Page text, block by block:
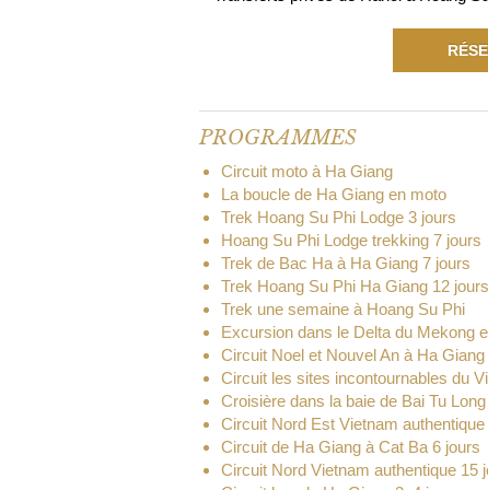
PROGRAMMES
Circuit moto à Ha Giang
La boucle de Ha Giang en moto
Trek Hoang Su Phi Lodge 3 jours
Hoang Su Phi Lodge trekking 7 jours
Trek de Bac Ha à Ha Giang 7 jours
Trek Hoang Su Phi Ha Giang 12 jours
Trek une semaine à Hoang Su Phi
Excursion dans le Delta du Mekong
Circuit Noel et Nouvel An à Ha Giang
Circuit les sites incontournables du
Croisière dans la baie de Bai Tu
Circuit Nord Est Vietnam authentique
Circuit de Ha Giang à Cat Ba 6 jours
Circuit Nord Vietnam authentique 15